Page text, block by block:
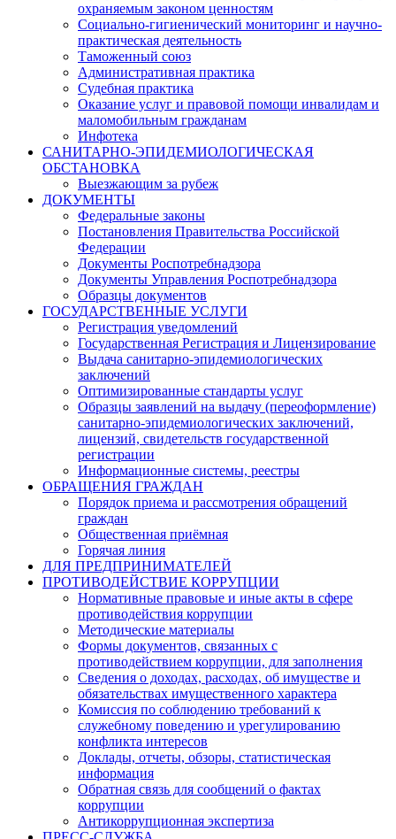
охраняемым законом ценностям
Социально-гигиенический мониторинг и научно-
практическая деятельность
Таможенный союз
Административная практика
Судебная практика
Оказание услуг и правовой помощи инвалидам и
маломобильным гражданам
Инфотека
САНИТАРНО-ЭПИДЕМИОЛОГИЧЕСКАЯ
ОБСТАНОВКА
Выезжающим за рубеж
ДОКУМЕНТЫ
Федеральные законы
Постановления Правительства Российской
Федерации
Документы Роспотребнадзора
Документы Управления Роспотребнадзора
Образцы документов
ГОСУДАРСТВЕННЫЕ УСЛУГИ
Регистрация уведомлений
Государственная Регистрация и Лицензирование
Выдача санитарно-эпидемиологических
заключений
Оптимизированные стандарты услуг
Образцы заявлений на выдачу (переоформление)
санитарно-эпидемиологических заключений,
лицензий, свидетельств государственной
регистрации
Информационные системы, реестры
ОБРАЩЕНИЯ ГРАЖДАН
Порядок приема и рассмотрения обращений
граждан
Общественная приёмная
Горячая линия
ДЛЯ ПРЕДПРИНИМАТЕЛЕЙ
ПРОТИВОДЕЙСТВИЕ КОРРУПЦИИ
Нормативные правовые и иные акты в сфере
противодействия коррупции
Методические материалы
Формы документов, связанных с
противодействием коррупции, для заполнения
Сведения о доходах, расходах, об имуществе и
обязательствах имущественного характера
Комиссия по соблюдению требований к
служебному поведению и урегулированию
конфликта интересов
Доклады, отчеты, обзоры, статистическая
информация
Обратная связь для сообщений о фактах
коррупции
Антикоррупционная экспертиза